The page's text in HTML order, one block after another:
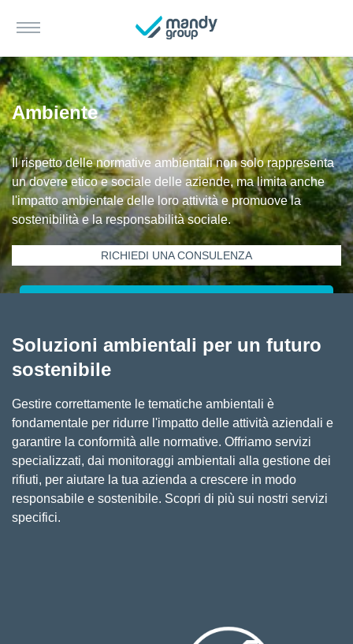
Ambiente
Il rispetto delle normative ambientali non solo rappresenta
un dovere etico e sociale delle aziende, ma limita anche
l'impatto ambientale delle loro attività e promuove la
sostenibilità e la responsabilità sociale.
RICHIEDI UNA CONSULENZA
Soluzioni ambientali per un futuro
sostenibile
Gestire correttamente le tematiche ambientali è
fondamentale per ridurre l'impatto delle attività aziendali e
garantire la conformità alle normative. Offriamo servizi
specializzati, dai monitoraggi ambientali alla gestione dei
rifiuti, per aiutare la tua azienda a crescere in modo
responsabile e sostenibile. Scopri di più sui nostri servizi
specifici.